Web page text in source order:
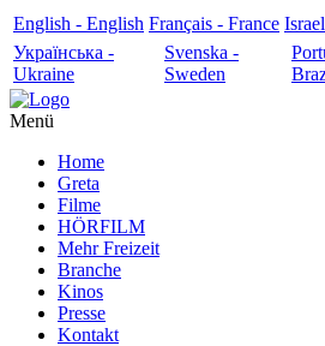
English - English Français - France
Українська -
Ukraine
Svenska -
Sweden
Menü
Home
Greta
Filme
HÖRFILM
Mehr Freizeit
Branche
Kinos
Presse
Kontakt